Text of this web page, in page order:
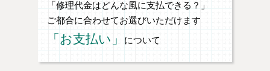
「修理代金はどんな風に支払できる？」
ご都合に合わせてお選びいただけます
「お支払い」 について